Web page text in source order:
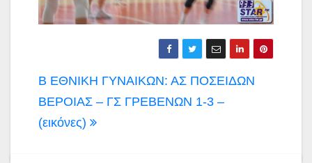
Πλοήγηση
άρθρων
Β ΕΘΝΙΚΗ ΓΥΝΑΙΚΩΝ: ΑΣ ΠΟΣΕΙΔΩΝ
ΒΕΡΟΙΑΣ – ΓΣ ΓΡΕΒΕΝΩΝ 1-3 –
(εικόνες)